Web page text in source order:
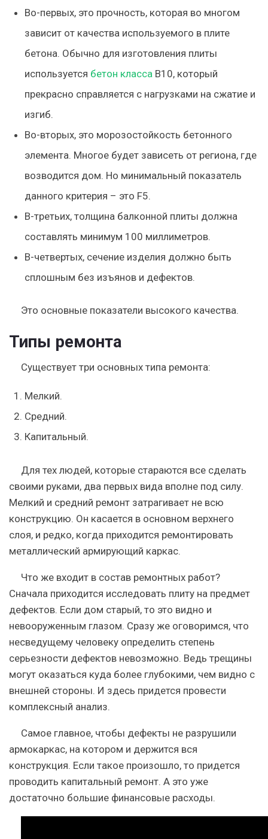
Во-первых, это прочность, которая во многом
зависит от качества используемого в плите
бетона. Обычно для изготовления плиты
используется бетон класса В10, который
прекрасно справляется с нагрузками на сжатие и
изгиб.
Во-вторых, это морозостойкость бетонного
элемента. Многое будет зависеть от региона, где
возводится дом. Но минимальный показатель
данного критерия – это F5.
В-третьих, толщина балконной плиты должна
составлять минимум 100 миллиметров.
В-четвертых, сечение изделия должно быть
сплошным без изъянов и дефектов.
Это основные показатели высокого качества.
Типы ремонта
Существует три основных типа ремонта:
Мелкий.
Средний.
Капитальный.
Для тех людей, которые стараются все сделать
своими руками, два первых вида вполне под силу.
Мелкий и средний ремонт затрагивает не всю
конструкцию. Он касается в основном верхнего
слоя, и редко, когда приходится ремонтировать
металлический армирующий каркас.
Что же входит в состав ремонтных работ?
Сначала приходится исследовать плиту на предмет
дефектов. Если дом старый, то это видно и
невооруженным глазом. Сразу же оговоримся, что
несведущему человеку определить степень
серьезности дефектов невозможно. Ведь трещины
могут оказаться куда более глубокими, чем видно с
внешней стороны. И здесь придется провести
комплексный анализ.
Самое главное, чтобы дефекты не разрушили
армокаркас, на котором и держится вся
конструкция. Если такое произошло, то придется
проводить капитальный ремонт. А это уже
достаточно большие финансовые расходы.